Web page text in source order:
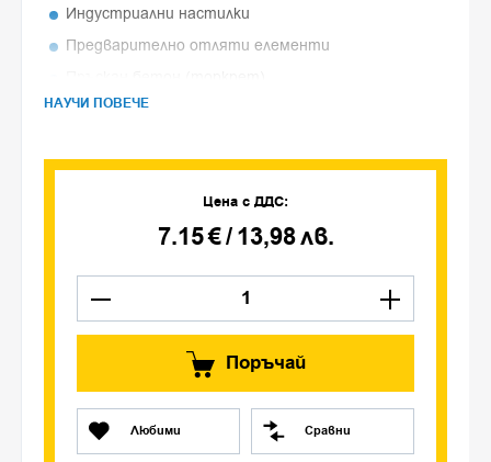
Индустриални настилки
Предварително отляти елементи
други
НАУЧИ ПОВЕЧЕ
Цена с ДДС:
7.15€/13,98лв.
Поръчай
Любими Сравни